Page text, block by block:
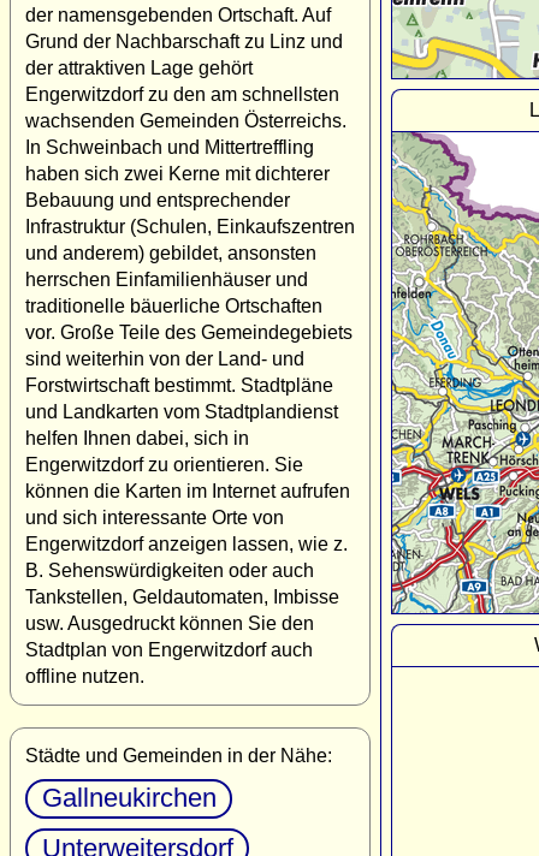
der namensgebenden Ortschaft. Auf
Grund der Nachbarschaft zu Linz und
der attraktiven Lage gehört
Engerwitzdorf zu den am schnellsten
wachsenden Gemeinden Österreichs.
In Schweinbach und Mittertreffling
haben sich zwei Kerne mit dichterer
Bebauung und entsprechender
Infrastruktur (Schulen, Einkaufszentren
und anderem) gebildet, ansonsten
herrschen Einfamilienhäuser und
traditionelle bäuerliche Ortschaften
vor. Große Teile des Gemeindegebiets
sind weiterhin von der Land- und
Forstwirtschaft bestimmt. Stadtpläne
und Landkarten vom Stadtplandienst
helfen Ihnen dabei, sich in
Engerwitzdorf zu orientieren. Sie
können die Karten im Internet aufrufen
und sich interessante Orte von
Engerwitzdorf anzeigen lassen, wie z.
B. Sehenswürdigkeiten oder auch
Tankstellen, Geldautomaten, Imbisse
usw. Ausgedruckt können Sie den
Stadtplan von Engerwitzdorf auch
offline nutzen.
Städte und Gemeinden in der Nähe:
Gallneukirchen
Unterweitersdorf